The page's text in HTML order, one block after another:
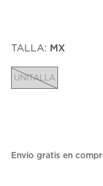
TALLA: MX
UNITALLA
Envío gratis en